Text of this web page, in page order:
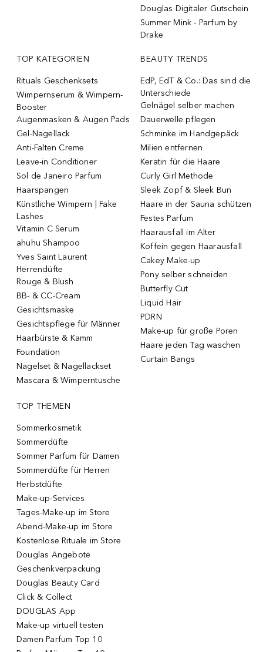
Douglas Digitaler Gutschein
Summer Mink - Parfum by
Drake
TOP KATEGORIEN
Rituals Geschenksets
Wimpernserum & Wimpern-
Booster
Augenmasken & Augen Pads
Gel-Nagellack
Anti-Falten Creme
Leave-in Conditioner
Sol de Janeiro Parfum
Haarspangen
Künstliche Wimpern | Fake
Lashes
Vitamin C Serum
ahuhu Shampoo
Yves Saint Laurent
Herrendüfte
Rouge & Blush
BB- & CC-Cream
Gesichtsmaske
Gesichtspflege für Männer
Haarbürste & Kamm
Foundation
Nagelset & Nagellackset
Mascara & Wimperntusche
BEAUTY TRENDS
EdP, EdT & Co.: Das sind die
Unterschiede
Gelnägel selber machen
Dauerwelle pflegen
Schminke im Handgepäck
Milien entfernen
Keratin für die Haare
Curly Girl Methode
Sleek Zopf & Sleek Bun
Haare in der Sauna schützen
Festes Parfum
Haarausfall im Alter
Koffein gegen Haarausfall
Cakey Make-up
Pony selber schneiden
Butterfly Cut
Liquid Hair
PDRN
Make-up für große Poren
Haare jeden Tag waschen
Curtain Bangs
TOP THEMEN
Sommerkosmetik
Sommerdüfte
Sommer Parfum für Damen
Sommerdüfte für Herren
Herbstdüfte
Make-up-Services
Tages-Make-up im Store
Abend-Make-up im Store
Kostenlose Rituale im Store
Douglas Angebote
Geschenkverpackung
Douglas Beauty Card
Click & Collect
DOUGLAS App
Make-up virtuell testen
Damen Parfum Top 10